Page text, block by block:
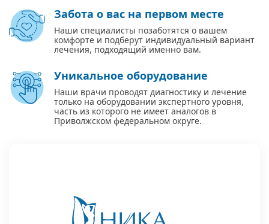
Забота о вас на первом месте
Наши специалисты позаботятся о вашем
комфорте и подберут индивидуальный вариант
лечения, подходящий именно вам.
Уникальное оборудование
Наши врачи проводят диагностику и лечение
только на оборудовании экспертного уровня,
часть из которого не имеет аналогов в
Приволжском федеральном округе.